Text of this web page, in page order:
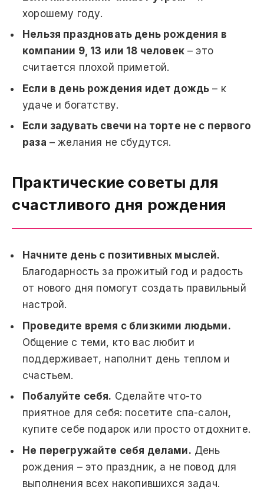
хорошему году.
Нельзя праздновать день рождения в
компании 9, 13 или 18 человек– это
считается плохой приметой.
Если в день рождения идет дождь – к
удаче и богатству.
Если задувать свечи на торте не с первого
раза – желания не сбудутся.
Практические советы для
счастливого дня рождения
Начните день с позитивных мыслей.
Благодарность за прожитый год и радость
от нового дня помогут создать правильный
настрой.
Проведите время с близкими людьми.
Общение с теми, кто вас любит и
поддерживает, наполнит день теплом и
счастьем.
Побалуйте себя. Сделайте что-то
приятное для себя: посетите спа-салон,
купите себе подарок или просто отдохните.
Не перегружайте себя делами. День
рождения – это праздник, а не повод для
выполнения всех накопившихся задач.